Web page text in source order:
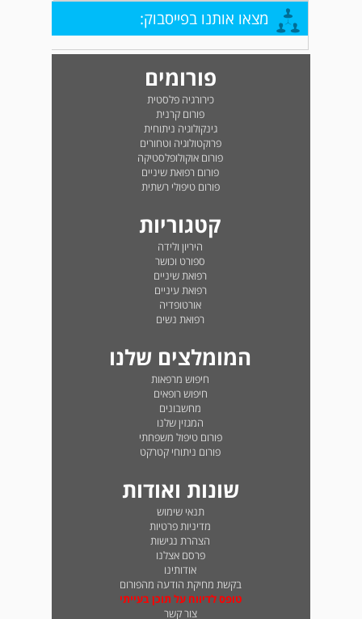
מצאו אותנו בפייסבוק:
פורומים
כירורגיה פלסטית
פורום קרנית
גינקולוגיה ניתוחית
פרוקטולוגיה וטחורים
פורום אוקולופלסטיקה
פורום רפואת שיניים
פורום טיפולי רשתית
קטגוריות
היריון ולידה
ספורט וכושר
רפואת שיניים
רפואת עיניים
אורטופדיה
רפואת נשים
המומלצים שלנו
חיפוש מרפאות
חיפוש רופאים
מחשבונים
המגזין שלנו
פורום טיפול משפחתי
פורום ניתוחי קטרקט
שונות ואודות
תנאי שימוש
מדיניות פרטיות
הצהרת נגישות
פרסם אצלנו
אודותינו
בקשת מחיקת הודעה מהפורום
טופס לדיווח על תוכן בעייתי
צור קשר